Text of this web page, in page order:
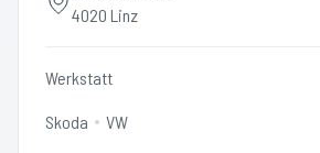
4020 Linz
Werkstatt
Skoda VW